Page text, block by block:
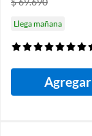
Llega mañana
Agregar